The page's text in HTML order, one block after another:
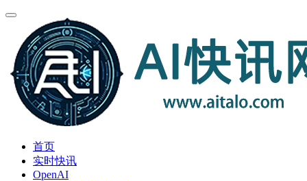
首页
实时快讯
OpenAI